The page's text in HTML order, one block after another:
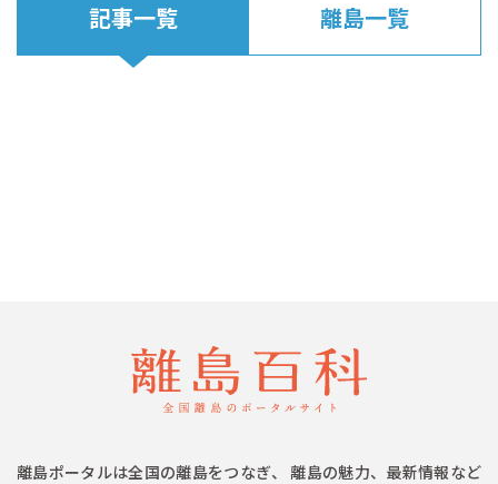
記事一覧 離島一覧
離島ポータルは全国の離島をつなぎ、 離島の魅力、最新情報など